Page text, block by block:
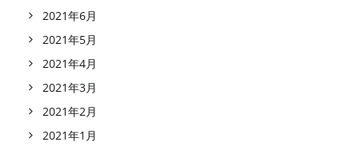
2021年6月
2021年5月
2021年4月
2021年3月
2021年2月
2021年1月